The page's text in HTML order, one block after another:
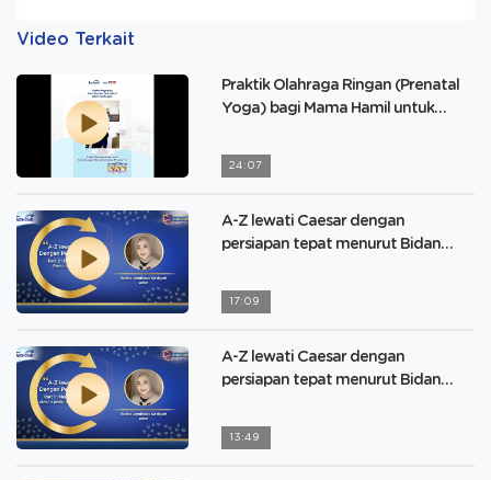
Video Terkait
Praktik Olahraga Ringan (Prenatal
Yoga) bagi Mama Hamil untuk
24:07
A-Z lewati Caesar dengan
persiapan tepat menurut Bidan
17:09
A-Z lewati Caesar dengan
persiapan tepat menurut Bidan
13:49